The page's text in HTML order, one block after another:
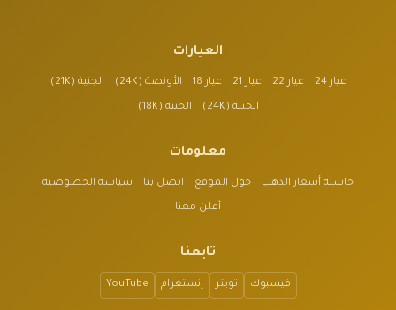
العيارات
عيار 24 عيار 22 عيار 21 عيار 18 الأونصة (24K) الجنية (21K)
الجنية (24K) الجنية (18K)
معلومات
حاسبة أسعار الذهب حول الموقع اتصل بنا سياسة الخصوصية
أعلن معنا
تابعنا
فيسبوك تويتر إنستغرام YouTube